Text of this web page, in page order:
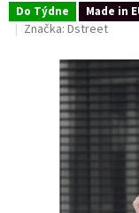
Do Týdne Made in
Značka: Dstreet